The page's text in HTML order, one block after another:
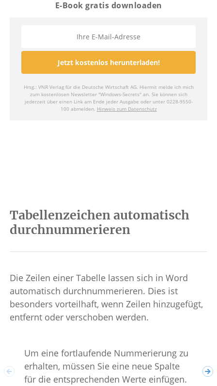
Tabellenzeichen automatisch
durchnummerieren
Die Zeilen einer Tabelle lassen sich in Word
automatisch durchnummerieren. Dies ist
besonders vorteilhaft, wenn Zeilen hinzugefügt,
entfernt oder verschoben werden.
Um eine fortlaufende Nummerierung zu
erhalten, müssen Sie eine neue Spalte
für die entsprechenden Werte einfügen.